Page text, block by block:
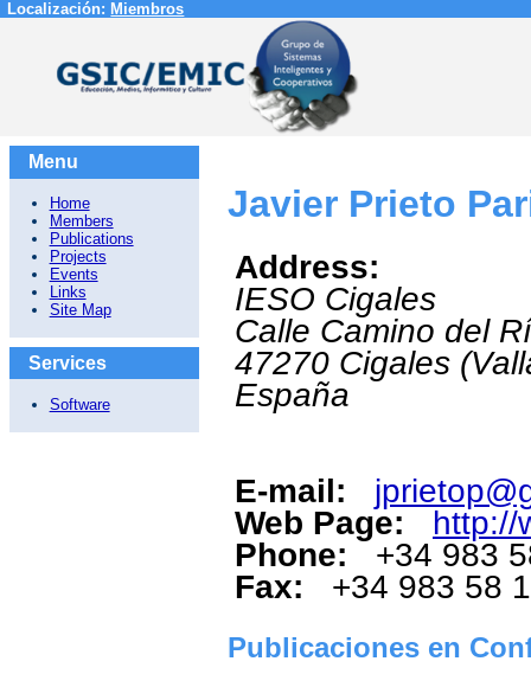
Localización: Miembros
Menu
Home
Members
Publications
Projects
Events
Links
Site Map
Services
Software
Javier Prieto
Address:
IESO Cigales
Calle Camino del
47270 Cigales
España
E-mail:
Web Page:
http://
Phone:
+34 983
Fax:
+34 983 58
Publicaciones en